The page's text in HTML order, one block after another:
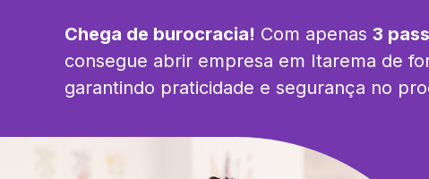
Chega de burocracia! Com apenas 3
consegue abrir empresa em Itarema de
garantindo praticidade e segurança no